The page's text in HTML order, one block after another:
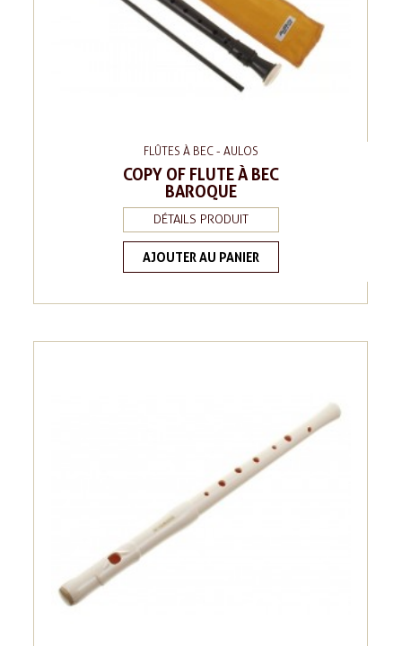
FLÛTES À BEC - AULOS
COPY OF FLUTE À BEC
BAROQUE
DÉTAILS PRODUIT
AJOUTER AU PANIER